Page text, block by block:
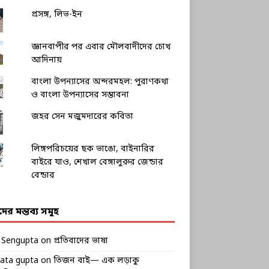
প্রসঙ্গ, লিভ-ইন
জ্ঞানবাপীর পর এবার মৌলবাদীদের চোখ
আদিনায়
বাংলা উপন্যাসের অন্দরমহল: পুরাণকথা
ও বাংলা উপন্যাসের সম্ভাবনা
জহর সেন মজুমদারের কবিতা
লিঙ্গপরিচয়ের ছক ভাঙো, বাইনারির
বাইরে যাও, শেখাল বেঙ্গালুরুর জেন্ডার
বেন্ডার
মন্তব্য সমূহ
on প্রতিবাদের ভাষা
gupta on তিজন বাই— এক লড়াকু